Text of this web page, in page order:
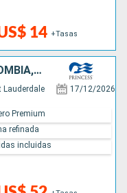
14 +Tasas
ESTADOS UNIDOS, ARUBA, COLOMBIA, PANAMÁ, COSTA RICA, ISLAS CAIMÁN
Lauderdale 17/12/2026
Premium
refinada
incluidas